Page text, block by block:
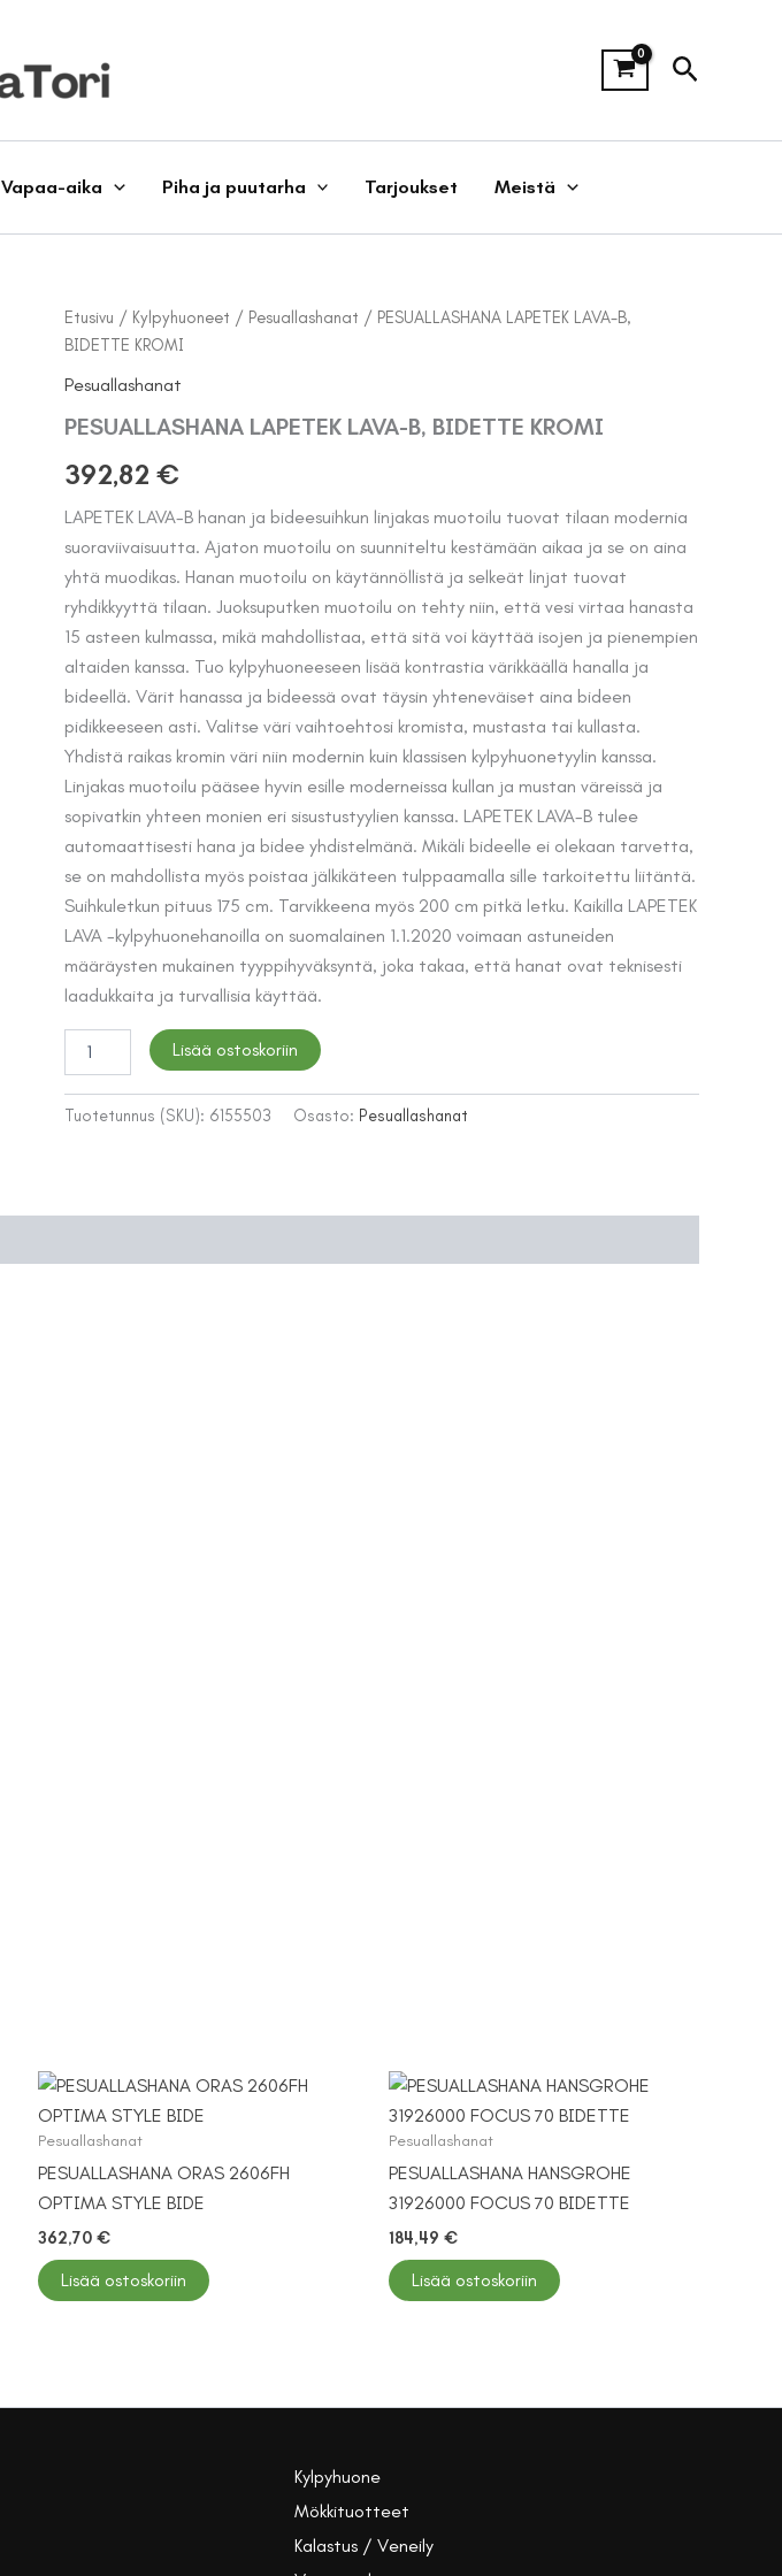
Hae
Vapaa-aika Piha ja puutarha Tarjoukset Meistä
Etusivu / Kylpyhuoneet / Pesuallashanat / PESUALLASHANA LAPETEK LAVA-B,
BIDETTE KROMI
Pesuallashanat
PESUALLASHANA LAPETEK LAVA-B, BIDETTE KROMI
392,82 €
LAPETEK LAVA-B hanan ja bideesuihkun linjakas muotoilu tuovat tilaan modernia
suoraviivaisuutta. Ajaton muotoilu on suunniteltu kestämään aikaa ja se on aina
yhtä muodikas. Hanan muotoilu on käytännöllistä ja selkeät linjat tuovat
ryhdikkyyttä tilaan. Juoksuputken muotoilu on tehty niin, että vesi virtaa hanasta
15 asteen kulmassa, mikä mahdollistaa, että sitä voi käyttää isojen ja pienempien
altaiden kanssa. Tuo kylpyhuoneeseen lisää kontrastia värikkäällä hanalla ja
bideellä. Värit hanassa ja bideessä ovat täysin yhteneväiset aina bideen
pidikkeeseen asti. Valitse väri vaihtoehtosi kromista, mustasta tai kullasta.
Yhdistä raikas kromin väri niin modernin kuin klassisen kylpyhuonetyylin kanssa.
Linjakas muotoilu pääsee hyvin esille moderneissa kullan ja mustan väreissä ja
sopivatkin yhteen monien eri sisustustyylien kanssa. LAPETEK LAVA-B tulee
automaattisesti hana ja bidee yhdistelmänä. Mikäli bideelle ei olekaan tarvetta,
se on mahdollista myös poistaa jälkikäteen tulppaamalla sille tarkoitettu liitäntä.
Suihkuletkun pituus 175 cm. Tarvikkeena myös 200 cm pitkä letku. Kaikilla LAPETEK
LAVA -kylpyhuonehanoilla on suomalainen 1.1.2020 voimaan astuneiden
määräysten mukainen tyyppihyväksyntä, joka takaa, että hanat ovat teknisesti
laadukkaita ja turvallisia käyttää.
PESUALLASHANA
LAPETEK
B,
Lisää ostoskoriin
Tuotetunnus (SKU): 6155503 Osasto: Pesuallashanat
Pesuallashanat
PESUALLASHANA ORAS 2606FH
OPTIMA STYLE BIDE
362,70 €
Lisää ostoskoriin
Pesuallashanat
PESUALLASHANA HANSGROHE
31926000 FOCUS 70 BIDETTE
184,49 €
Lisää ostoskoriin
Kylpyhuone
Mökkituotteet
Kalastus / Veneily